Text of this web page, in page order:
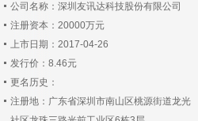
公司名称：深圳友讯达科技股份有限公司
注册资本：20000万元
上市日期：2017-04-26
发行价：8.46元
更名历史：
注册地：广东省深圳市南山区桃源街道龙光